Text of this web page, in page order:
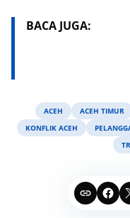
BACA JUGA:
ACEH ACEH TIMUR
KONFLIK ACEH